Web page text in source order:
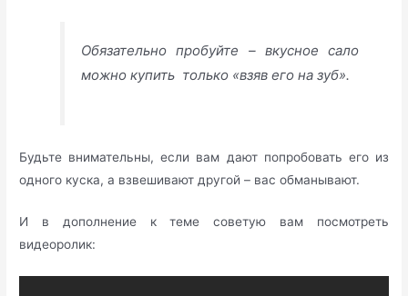
Обязательно пробуйте – вкусное сало
можно купить только «взяв его на зуб».
Будьте внимательны, если вам дают попробовать его из
одного куска, а взвешивают другой – вас обманывают.
И в дополнение к теме советую вам посмотреть
видеоролик: